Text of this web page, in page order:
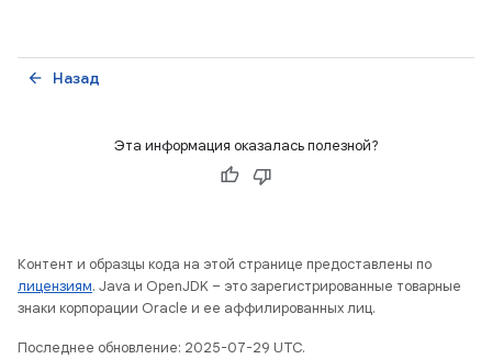
Назад
arrow_back
Эта информация оказалась полезной?
Контент и образцы кода на этой странице предоставлены по
лицензиям. Java и OpenJDK – это зарегистрированные товарные
знаки корпорации Oracle и ее аффилированных лиц.
Последнее обновление: 2025-07-29 UTC.